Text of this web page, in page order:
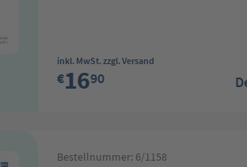
Regulärer Preis:
inkl. MwSt. zzgl. Versand
€1690
Bestellnummer: 6/1158